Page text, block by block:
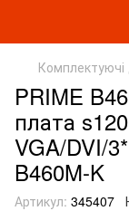
PRIME
плата
VGA/DVI/
B460M-K
Артикул: 345407